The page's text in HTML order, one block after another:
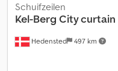
Hedensted 497 km
Schuifzeilen
Kel-Berg City curtain